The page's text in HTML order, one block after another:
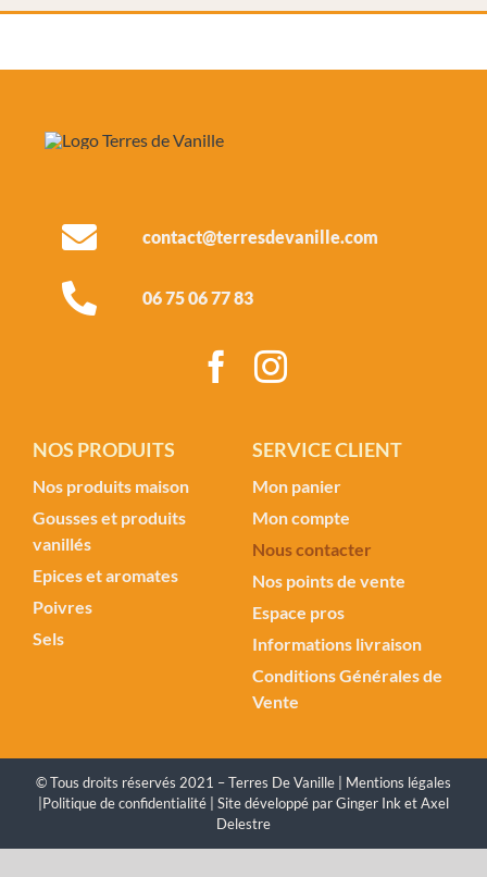
contact@terresdevanille.com
06 75 06 77 83
NOS PRODUITS
Nos produits maison
Gousses et produits
vanillés
Epices et aromates
Poivres
Sels
SERVICE CLIENT
Mon panier
Mon compte
Nous contacter
Nos points de vente
Espace pros
Informations livraison
Conditions Générales de
Vente
© Tous droits réservés 2021 – Terres De Vanille | Mentions légales
Politique de confidentialité | Site développé parGinger Ink etAxel
Delestre